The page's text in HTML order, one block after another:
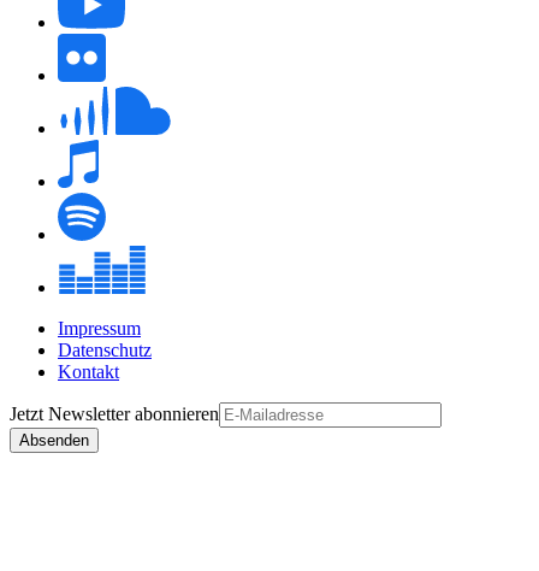
Impressum
Datenschutz
Kontakt
Jetzt Newsletterabonnieren
Absenden